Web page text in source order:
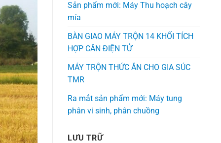
Sản phẩm mới: Máy Thu hoạch cây
mía
BÀN GIAO MÁY TRỘN 14 KHỐI TÍCH
HỢP CÂN ĐIỆN TỬ
MÁY TRỘN THỨC ĂN CHO GIA SÚC
TMR
Ra mắt sản phẩm mới: Máy tung
phân vi sinh, phân chuồng
LƯU TRỮ